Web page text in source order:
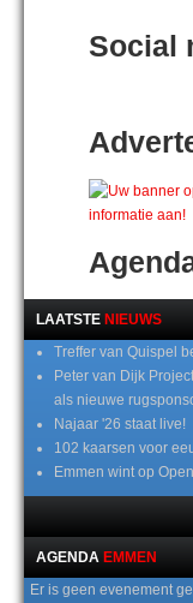
Social
LAATSTE NIEUWS
Treffer van Quispel
Peter van Dijk
als nieuwe
Najaar '26 staat live!
102 kaarsen voor
Emmen wint op
AGENDA EMMEN
Er is geen evenement